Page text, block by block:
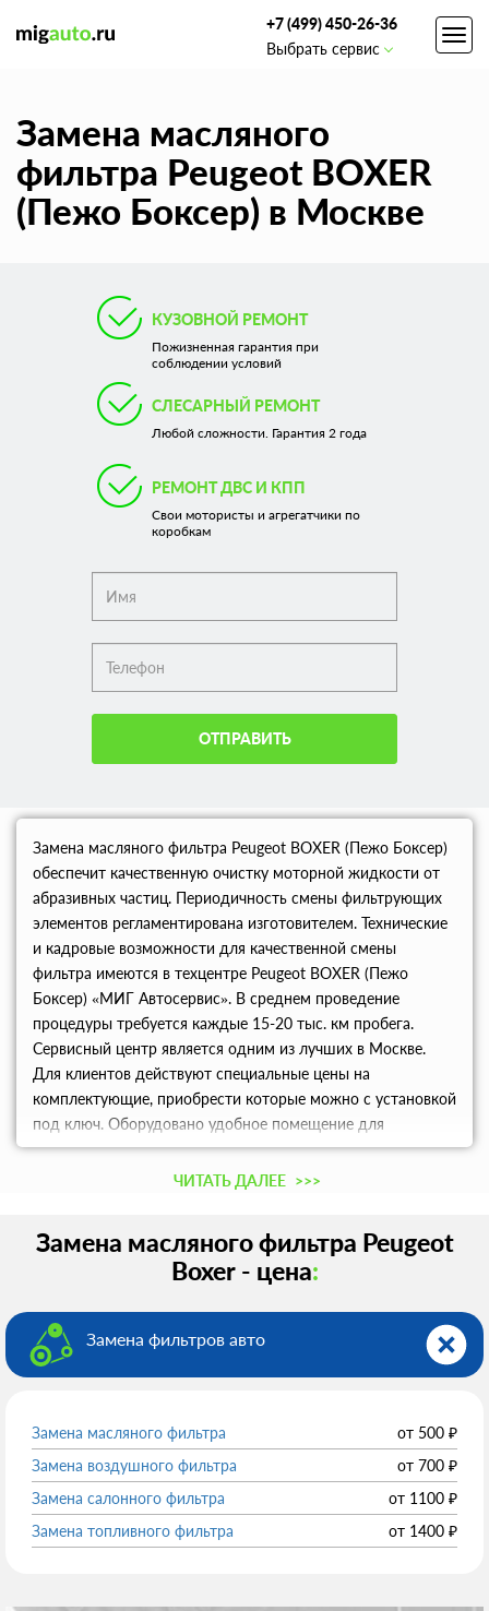
+7 (499) 450-26-36
Выбрать сервис
Замена масляного
фильтра Peugeot BOXER
(Пежо Боксер) в Москве
КУЗОВНОЙ РЕМОНТ
Пожизненная гарантия при
соблюдении условий
СЛЕСАРНЫЙ РЕМОНТ
Любой сложности. Гарантия 2 года
РЕМОНТ ДВС И КПП
Свои мотористы и агрегатчики по
коробкам
ОТПРАВИТЬ
Замена масляного фильтра Peugeot BOXER (Пежо Боксер)
обеспечит качественную очистку моторной жидкости от
абразивных частиц. Периодичность смены фильтрующих
элементов регламентирована изготовителем. Технические
и кадровые возможности для качественной смены
фильтра имеются в техцентре Peugeot BOXER (Пежо
Боксер) «МИГ Автосервис». В среднем проведение
процедуры требуется каждые 15-20 тыс. км пробега.
Сервисный центр является одним из лучших в Москве.
Для клиентов действуют специальные цены на
комплектующие, приобрести которые можно с установкой
под ключ. Оборудовано удобное помещение для
клиентов, на территории которого действует Wi-Fi, можно
выпить чашечку чая или кофе. Бронируйте удобное время
ЧИТАТЬ ДАЛЕЕ >>>
Замена масляного фильтра Peugeot
Boxer - цена:
Замена фильтров авто
Замена масляного фильтра от 500 ₽
Замена воздушного фильтра
от 700 ₽
Замена салонного фильтра
от 1100 ₽
Замена топливного фильтра
от 1400 ₽